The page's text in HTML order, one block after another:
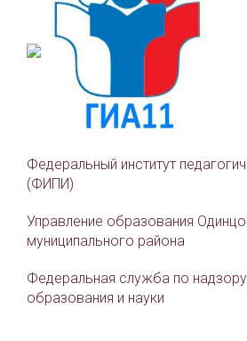
Федеральный институт
(ФИПИ)
Управление образования
муниципального района
Федеральная служба по
образования и науки